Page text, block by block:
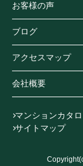
お客様の声
ブログ
アクセスマップ
会社概要
マンションカタ
サイトマップ